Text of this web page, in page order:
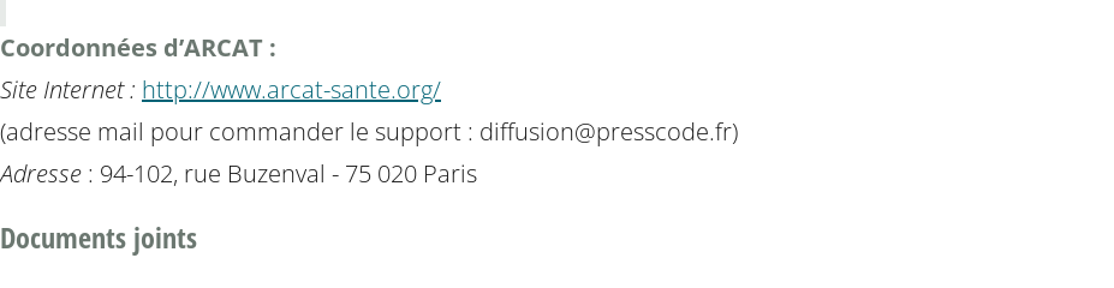
Coordonnées d’ARCAT :
Site Internet : http://www.arcat-sante.org/
(adresse mail pour commander le support : diffusion@presscode.fr)
Adresse : 94-102, rue Buzenval - 75 020 Paris
Documents joints